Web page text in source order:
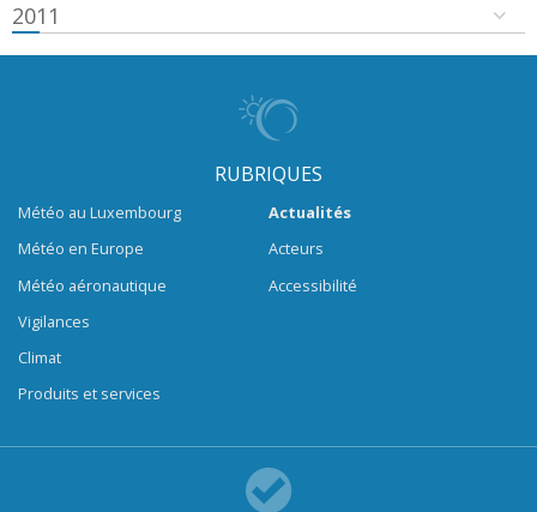
2011
RUBRIQUES
Météo au Luxembourg
Météo en Europe
Météo aéronautique
Vigilances
Climat
Produits et services
Actualités
Acteurs
Accessibilité